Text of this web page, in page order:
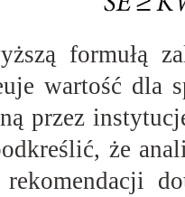
formułą
wartość dla
przez
że